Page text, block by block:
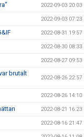
2022-09-03 20:03
2022-09-03 07:23
2022-08-31 19:57
2022-08-30 08:33
2022-08-27 09:53
brutalt
2022-08-26 22:57
2022-08-26 14:10
2022-08-21 16:23
2022-08-16 21:47